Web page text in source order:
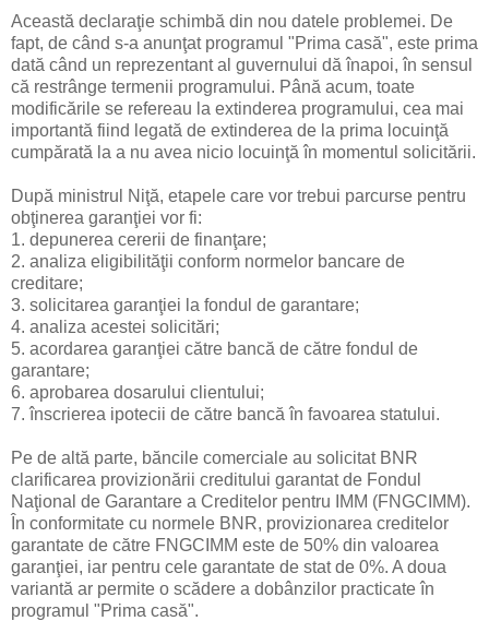
Această declaraţie schimbă din nou datele problemei. De
fapt, de când s-a anunţat programul "Prima casă", este prima
dată când un reprezentant al guvernului dă înapoi, în sensul
că restrânge termenii programului. Până acum, toate
modificările se refereau la extinderea programului, cea mai
importantă fiind legată de extinderea de la prima locuinţă
cumpărată la a nu avea nicio locuinţă în momentul solicitării.
După ministrul Niţă, etapele care vor trebui parcurse pentru
obţinerea garanţiei vor fi:
1. depunerea cererii de finanţare;
2. analiza eligibilităţii conform normelor bancare de
creditare;
3. solicitarea garanţiei la fondul de garantare;
4. analiza acestei solicitări;
5. acordarea garanţiei către bancă de către fondul de
garantare;
6. aprobarea dosarului clientului;
7. înscrierea ipotecii de către bancă în favoarea statului.
Pe de altă parte, băncile comerciale au solicitat BNR
clarificarea provizionării creditului garantat de Fondul
Naţional de Garantare a Creditelor pentru IMM (FNGCIMM).
În conformitate cu normele BNR, provizionarea creditelor
garantate de către FNGCIMM este de 50% din valoarea
garanţiei, iar pentru cele garantate de stat de 0%. A doua
variantă ar permite o scădere a dobânzilor practicate în
programul "Prima casă".